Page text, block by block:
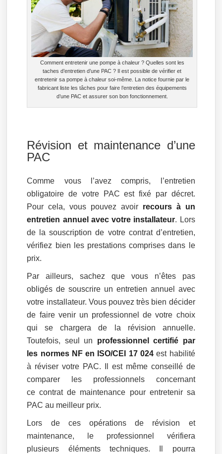
Comment entretenir une pompe à chaleur ? Quelles sont les
taches d’entretien d’une PAC ? Il est possible de vérifier et
entretenir sa pompe à chaleur soi-même. La notice fournie par le
fabricant liste les tâches pour faire l’entretien des équipements
d’une PAC et assurer son bon fonctionnement.
Révision et maintenance d’une
PAC
Comme vous l’avez compris, l’entretien
obligatoire de votre PAC est fixé par décret.
Pour cela, vous pouvez avoir recours à un
entretien annuel avec votre installateur. Lors
de la souscription de votre contrat d’entretien,
vérifiez bien les prestations comprises dans le
prix.
Par ailleurs, sachez que vous n’êtes pas
obligés de souscrire un entretien annuel avec
votre installateur. Vous pouvez très bien décider
de faire venir un professionnel de votre choix
qui se chargera de la révision annuelle.
Toutefois, seul un professionnel certifié par
les normes NF en ISO/CEI 17 024 est habilité
à réviser votre PAC. Il est même conseillé de
comparer les professionnels concernant
ce contrat de maintenance pour entretenir sa
PAC au meilleur prix.
Lors de ces opérations de révision et
maintenance, le professionnel vérifiera
plusieurs éléments techniques. Il pourra